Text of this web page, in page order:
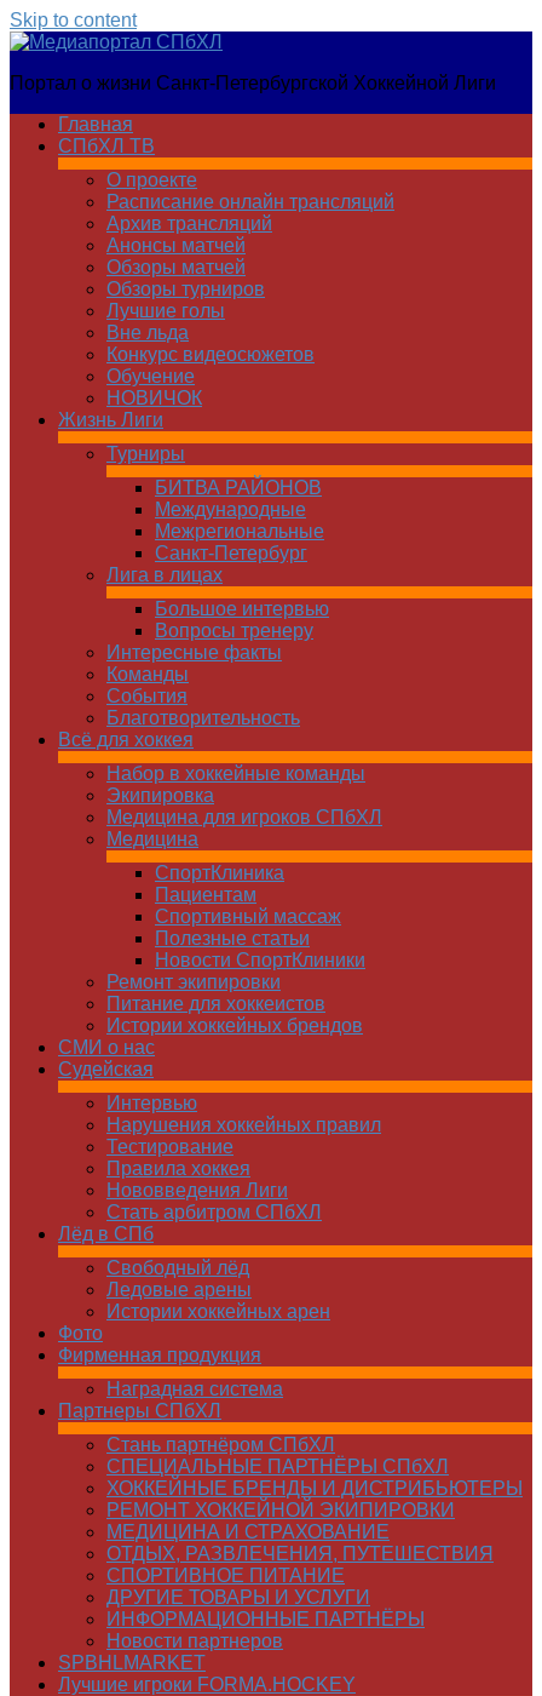
Skip to content
Медиапортал
Портал о жизни Санкт-Петербургской Хоккейной Лиги
Главная
СПбХЛ ТВ
О проекте
Расписание онлайн трансляций
Архив трансляций
Анонсы матчей
Обзоры матчей
Обзоры турниров
Лучшие голы
Вне льда
Конкурс видеосюжетов
Обучение
НОВИЧОК
Жизнь Лиги
Турниры
БИТВА РАЙОНОВ
Международные
Межрегиональные
Санкт-Петербург
Лига в лицах
Большое интервью
Вопросы тренеру
Интересные факты
Команды
Cобытия
Благотворительность
Всё для хоккея
Набор в хоккейные команды
Экипировка
Медицина для игроков СПбХЛ
Медицина
СпортКлиника
Пациентам
Спортивный массаж
Полезные статьи
Новости СпортКлиники
Ремонт экипировки
Питание для хоккеистов
Истории хоккейных брендов
СМИ о нас
Судейская
Интервью
Нарушения хоккейных правил
Тестирование
Правила хоккея
Нововведения Лиги
Стать арбитром СПбХЛ
Лёд в СПб
Свободный лёд
Ледовые арены
Истории хоккейных арен
Фото
Фирменная продукция
Наградная система
Партнеры СПбХЛ
Стань партнёром СПбХЛ
СПЕЦИАЛЬНЫЕ ПАРТНЁРЫ СПбХЛ
ХОККЕЙНЫЕ БРЕНДЫ И ДИСТРИБЬЮТЕРЫ
РЕМОНТ ХОККЕЙНОЙ ЭКИПИРОВКИ
МЕДИЦИНА И СТРАХОВАНИЕ
ОТДЫХ, РАЗВЛЕЧЕНИЯ, ПУТЕШЕСТВИЯ
СПОРТИВНОЕ ПИТАНИЕ
ДРУГИЕ ТОВАРЫ И УСЛУГИ
ИНФОРМАЦИОННЫЕ ПАРТНЁРЫ
Новости партнеров
SPBHLMARKET
Лучшие игроки FORMA.HOCKEY